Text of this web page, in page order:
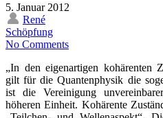
5. Januar 2012
René
Schöpfung
No Comments
„In den eigenartigen kohärenten
gilt für die Quantenphysik die
ist die Vereinigung
höheren Einheit. Kohärente